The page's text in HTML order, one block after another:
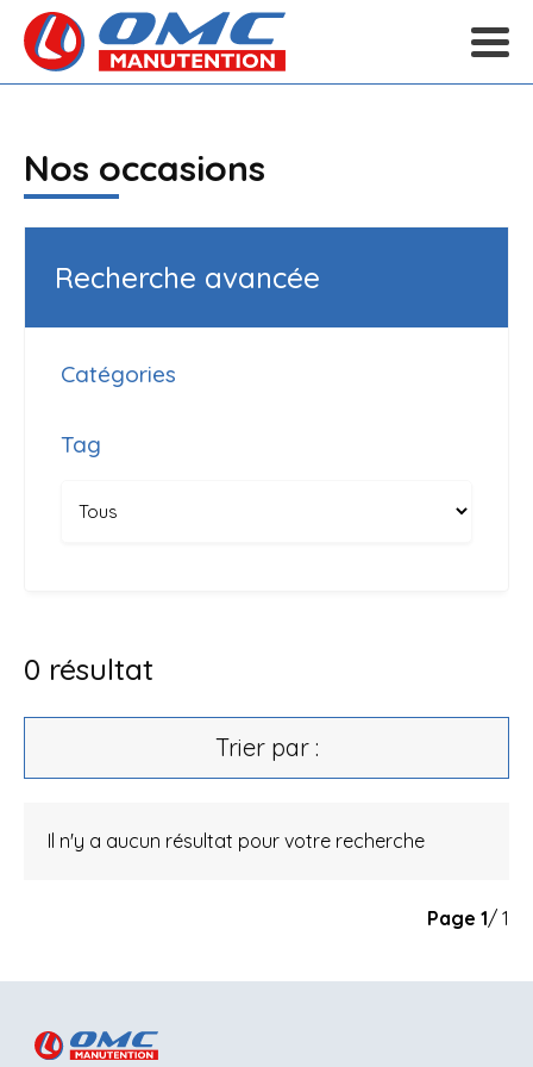
Nos occasions
Recherche avancée
Catégories
Tag
0 résultat
Trier par :
Il n'y a aucun résultat pour votre recherche
Page 1/ 1